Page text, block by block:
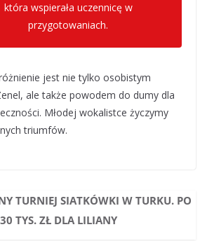
która wspierała uczennicę w
przygotowaniach.
jest nie tylko osobistym
ale także powodem do dumy dla
Młodej wokalistce życzymy
triumfów.
TURNIEJ SIATKÓWKI W TURKU. PO
TYS. ZŁ DLA LILIANY